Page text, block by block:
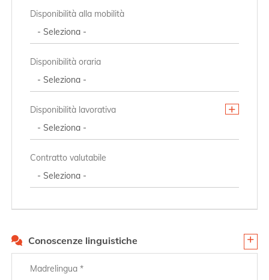
Disponibilità alla mobilità
Disponibilità oraria
Disponibilità lavorativa
Contratto valutabile
Conoscenze linguistiche
Madrelingua *